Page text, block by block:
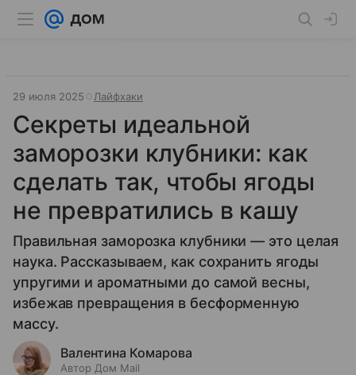
29 июля 2025 Лайфхаки
Секреты идеальной
заморозки клубники: как
сделать так, чтобы ягоды
не превратились в кашу
Правильная заморозка клубники — это целая
наука. Рассказываем, как сохранить ягоды
упругими и ароматными до самой весны,
избежав превращения в бесформенную
массу.
Валентина Комарова
Автор Дом Mail